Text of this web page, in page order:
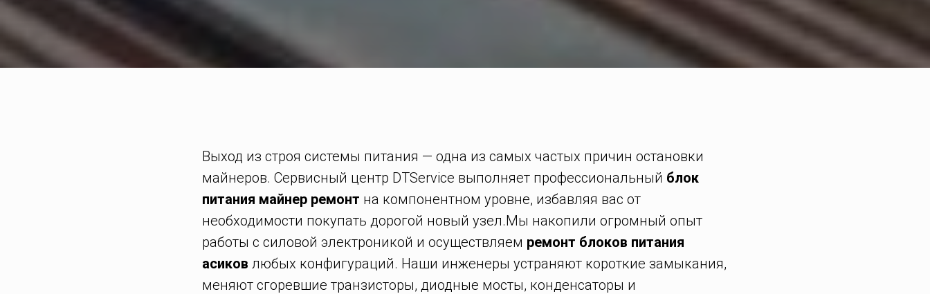
Выход из строя системы питания — одна из самых частых причин остановки
майнеров. Сервисный центр DTService выполняет профессиональный блок
питания майнер ремонт на компонентном уровне, избавляя вас от
необходимости покупать дорогой новый узел.Мы накопили огромный опыт
работы с силовой электроникой и осуществляем ремонт блоков питания
асиков любых конфигураций. Наши инженеры устраняют короткие замыкания,
меняют сгоревшие транзисторы, диодные мосты, конденсаторы и